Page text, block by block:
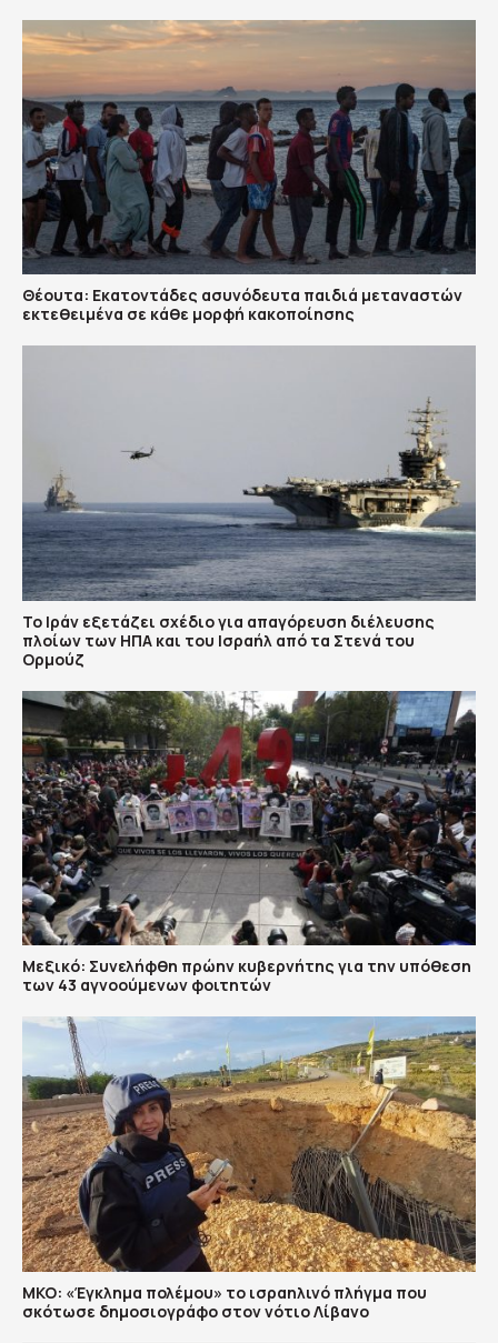
Θέουτα: Εκατοντάδες ασυνόδευτα παιδιά μεταναστών
εκτεθειμένα σε κάθε μορφή κακοποίησης
Το Ιράν εξετάζει σχέδιο για απαγόρευση διέλευσης
πλοίων των ΗΠΑ και του Ισραήλ από τα Στενά του
Ορμούζ
Μεξικό: Συνελήφθη πρώην κυβερνήτης για την υπόθεση
των 43 αγνοούμενων φοιτητών
ΜΚΟ: «Έγκλημα πολέμου» το ισραηλινό πλήγμα που
σκότωσε δημοσιογράφο στον νότιο Λίβανο